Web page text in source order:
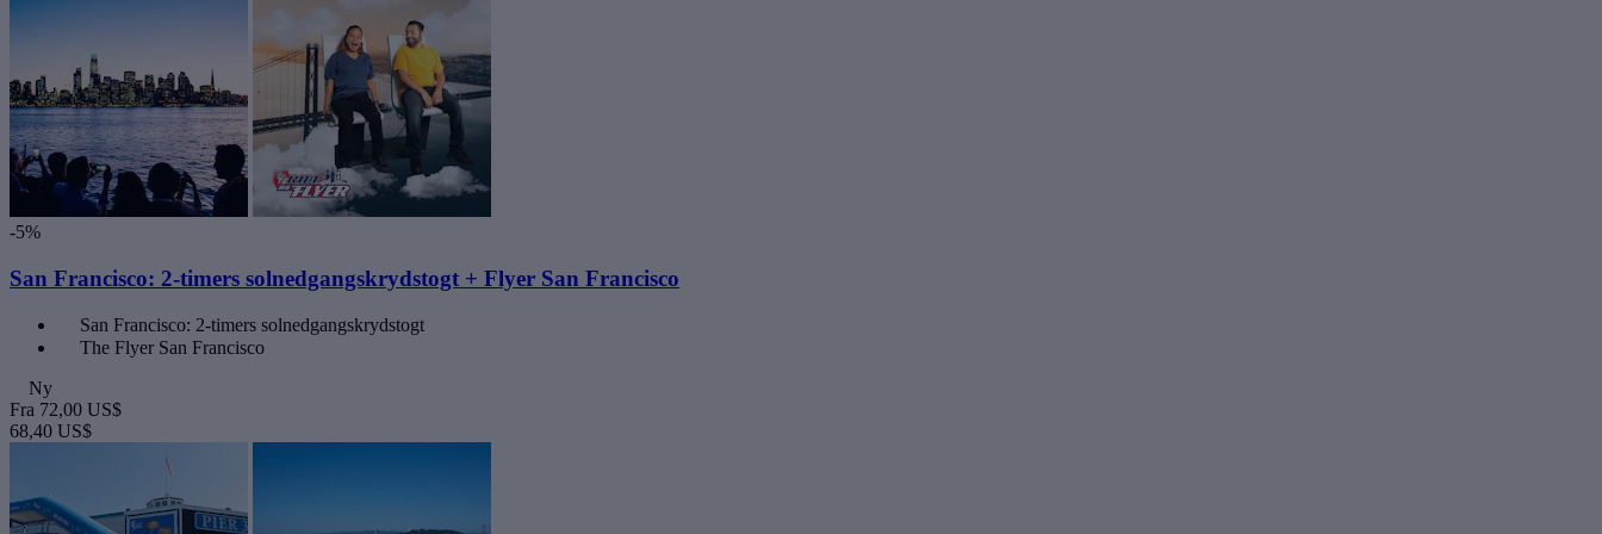
-5%
San Francisco: 2-timers solnedgangskrydstogt + Flyer San Francisco
San Francisco: 2-timers solnedgangskrydstogt
The Flyer San Francisco
Ny
Fra 72,00 US$
68,40 US$